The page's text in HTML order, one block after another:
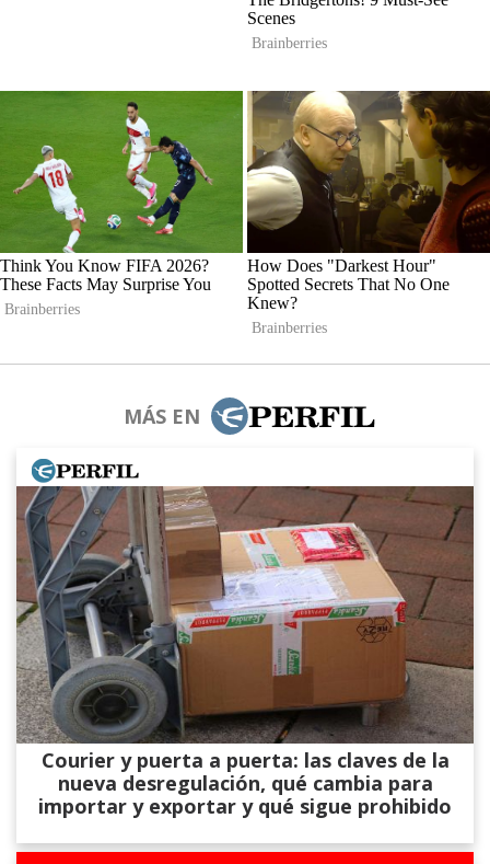
MÁS EN
Courier y puerta a puerta: las claves de la
nueva desregulación, qué cambia para
importar y exportar y qué sigue prohibido